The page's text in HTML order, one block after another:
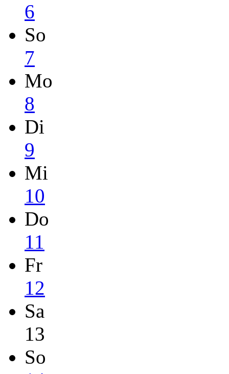
6
So
7
Mo
8
Di
9
Mi
10
Do
11
Fr
12
Sa
13
So